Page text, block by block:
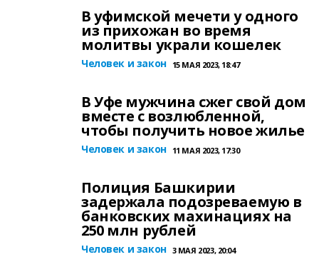
В уфимской мечети у одного
из прихожан во время
молитвы украли кошелек
Человек и закон 15 МАЯ 2023, 18:47
В Уфе мужчина сжег свой дом
вместе с возлюбленной,
чтобы получить новое жилье
Человек и закон 11 МАЯ 2023, 17:30
Полиция Башкирии
задержала подозреваемую в
банковских махинациях на
250 млн рублей
Человек и закон 3 МАЯ 2023, 20:04